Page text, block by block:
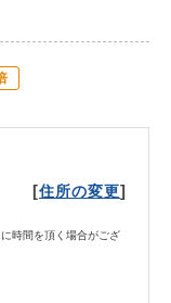
[住所の変更]
時間を頂く場合がござ